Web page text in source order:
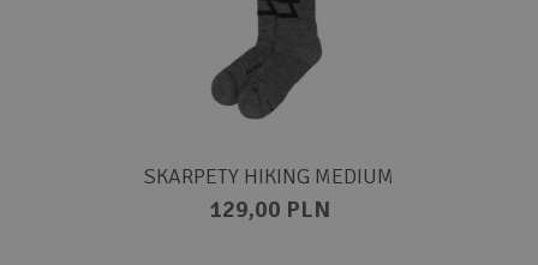
SKARPETY HIKING MEDIUM
129,00 PLN